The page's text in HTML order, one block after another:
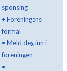
sponsing
• Foreningens
formål
• Meld deg inn i
foreningen
•